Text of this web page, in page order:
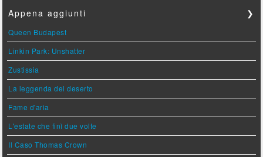
Appena aggiunti ❯
Queen Budapest
Linkin Park: Unshatter
Zustissia
La leggenda del deserto
Fame d'aria
L'estate che finì due volte
Il Caso Thomas Crown